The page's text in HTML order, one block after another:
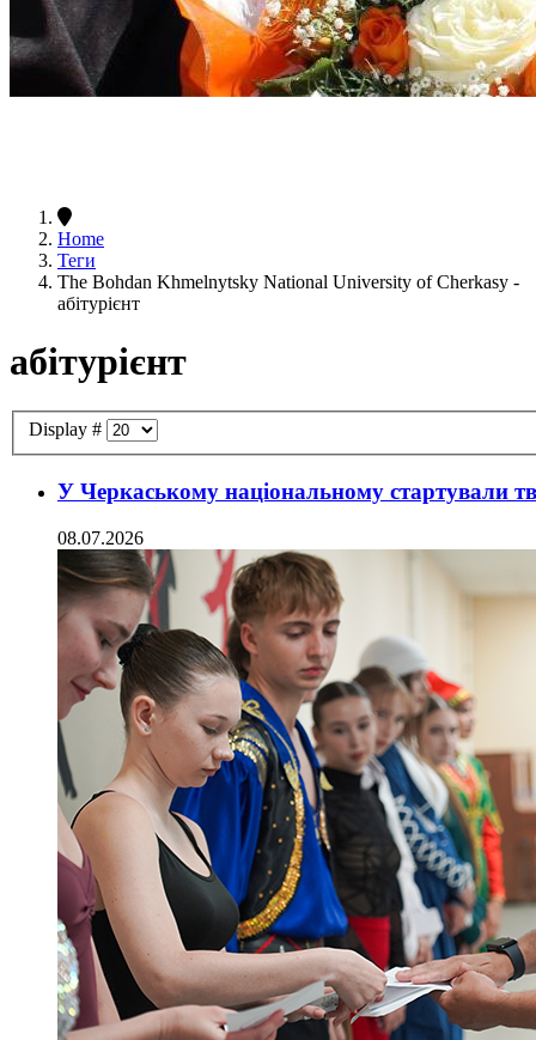
Home
Теги
The Bohdan Khmelnytsky National University of Cherkasy -
абітурієнт
абітурієнт
Display #
У Черкаському національному стартували
08.07.2026